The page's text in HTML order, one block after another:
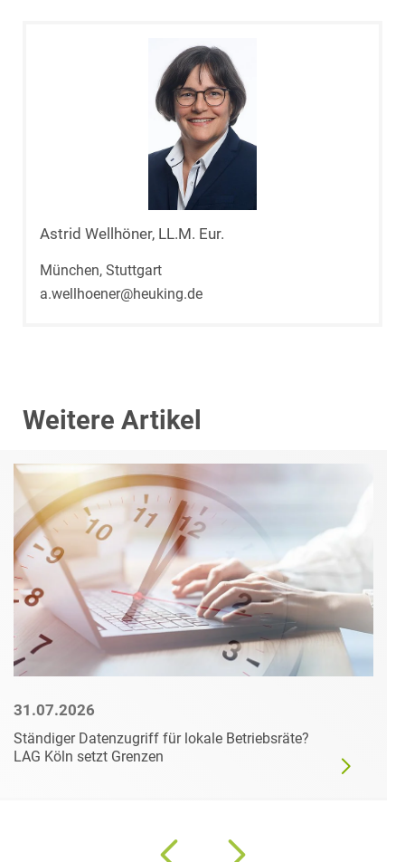
Astrid Wellhöner, LL.M. Eur.
München, Stuttgart
a.wellhoener@heuking.de
Weitere Artikel
31.07.2026
Ständiger Datenzugriff für lokale Betriebsräte?
LAG Köln setzt Grenzen